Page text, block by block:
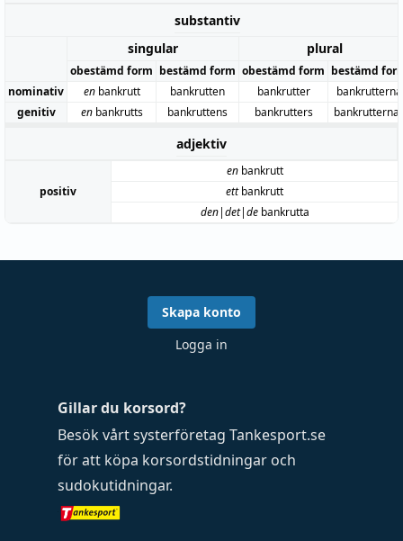
substantiv
singular
plural
obestämd form bestämd form obestämd form bestämd
nominativ
enbankrutt bankrutten bankrutter
bankrutterna
genitiv
enbankrutts bankruttens bankrutters
adjektiv
positiv
enbankrutt
ettbankrutt
den|det|debankrutta
Gillar du korsord?
Besök vårt systerföretag Tankesport.se
för att köpa korsordstidningar och
sudokutidningar.
Skapa konto
Logga in